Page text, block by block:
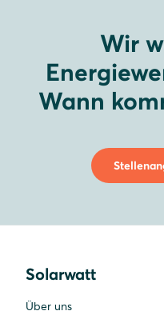
Wir
Wann
Solarwatt
Über uns